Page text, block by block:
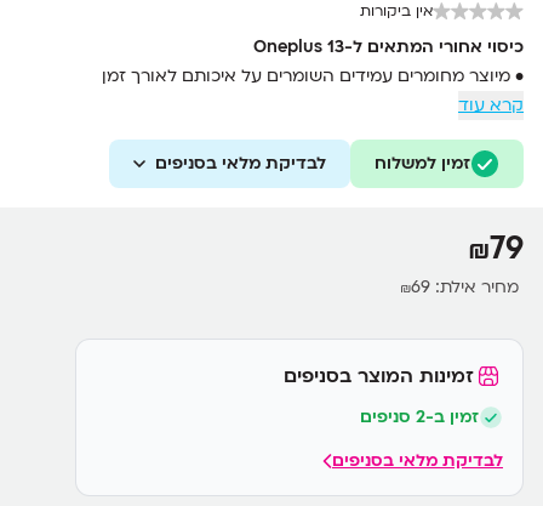
אין ביקורות
כיסוי אחורי המתאים ל-Oneplus 13
• מיוצר מחומרים עמידים השומרים על איכותם לאורך זמן
• מעניק הגנה מושלמת למכשיר תוך שמירה על עיצובו האלגנטי
• התקנה קלה ופשוטה שאינה דורשת מאמץ
• מתיישב בצורה נוחה על המכשיר ואינו מעבה את עיצובו המקורי
קרא עוד
זמין למשלוח לבדיקת מלאי בסניפים
₪79
מחיר אילת: ₪69
זמינות המוצר בסניפים
זמין ב-2 סניפים
לבדיקת מלאי בסניפים